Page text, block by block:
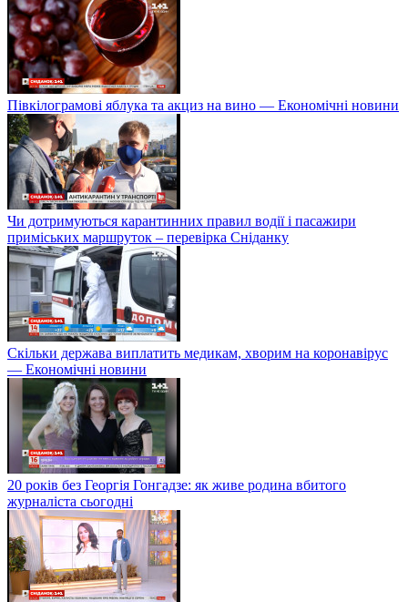
Півкілограмові яблука та акциз на вино — Економічні новини
Чи дотримуються карантинних правил водії і пасажири
приміських маршруток – перевірка Сніданку
Скільки держава виплатить медикам, хворим на коронавірус
— Економічні новини
20 років без Георгія Гонгадзе: як живе родина вбитого
журналіста сьогодні